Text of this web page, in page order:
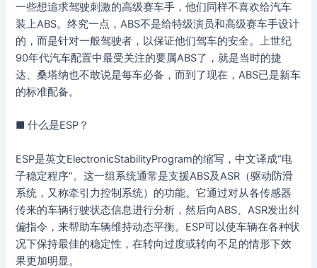
一些想追求驾驶刺激的高级赛车手，他们同样不喜欢给汽车
装上ABS。终究一点，ABS不是给特级演员和高级赛车手设计
的，而是针对一般驾驶者，以保证他们驾车的安全。上世纪
90年代汽车配置中最受关注的要属ABS了，就是当时的捷
达、桑塔纳也不敢说是每车必备，而到了现在，ABS已是新车
的标准配备。
■ 什么是ESP？
ESP是英文ElectronicStabilityProgram的缩写，中文译成“电
子稳定程序”。这一组系统通常是支援ABS及ASR（驱动防滑
系统，又称牵引力控制系统）的功能。它通过对从各传感器
传来的车辆行驶状态信息进行分析，然后向ABS、ASR发出纠
偏指令，来帮助车辆维持动态平衡。ESP可以使车辆在各种状
况下保持最佳的稳定性，在转向过度或转向不足的情形下效
果更加明显。